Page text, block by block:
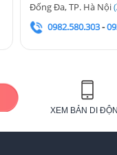
Đống Đa, TP. Hà Nội(
0982.580.303-
XEM BẢN DI